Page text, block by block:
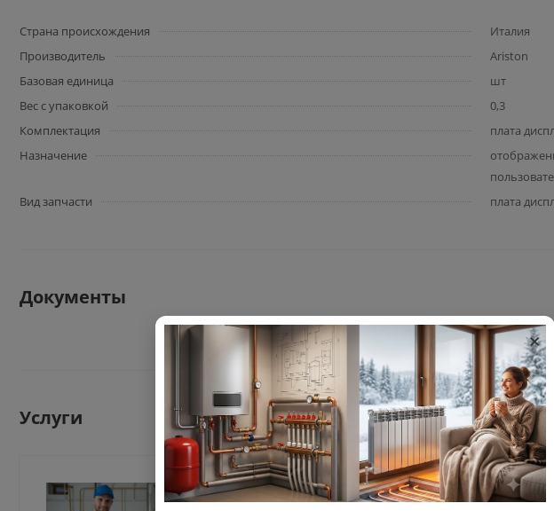
Страна происхождения
Италия
Производитель
Ariston
Базовая единица
шт
Вес с упаковкой
0,3
Комплектация
плата
Назначение
Вид запчасти
плата
Документы
Услуги
Ремонт водонагревателей
×